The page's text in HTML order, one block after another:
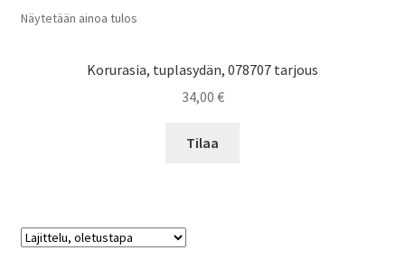
Näytetään ainoa tulos
Korurasia, tuplasydän, 078707 tarjous
34,00 €
Tilaa